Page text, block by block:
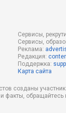
Сервисы,
Сервисы,
Реклама:
Редакция:
Поддержка:
Карта сайта
созданы
факты,